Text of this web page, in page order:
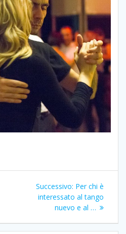
Successivo: Articolo
successivo:
Per chi è
interessato al tango
nuevo e al …